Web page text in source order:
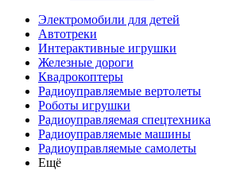
Электромобили для детей
Автотреки
Интерактивные игрушки
Железные дороги
Квадрокоптеры
Радиоуправляемые вертолеты
Роботы игрушки
Радиоуправляемая спецтехника
Радиоуправляемые машины
Радиоуправляемые самолеты
Ещё